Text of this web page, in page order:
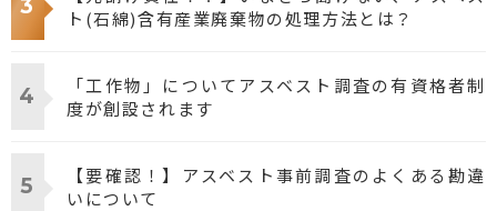
ト(石綿)含有産業廃棄物の処理方法とは？
「工作物」についてアスベスト調査の有資格者制
度が創設されます
【要確認！】アスベスト事前調査のよくある勘違
いについて